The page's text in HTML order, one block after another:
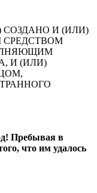
И (ИЛИ)
СРЕДСТВОМ
И (ИЛИ)
Пребывая в
что им удалось